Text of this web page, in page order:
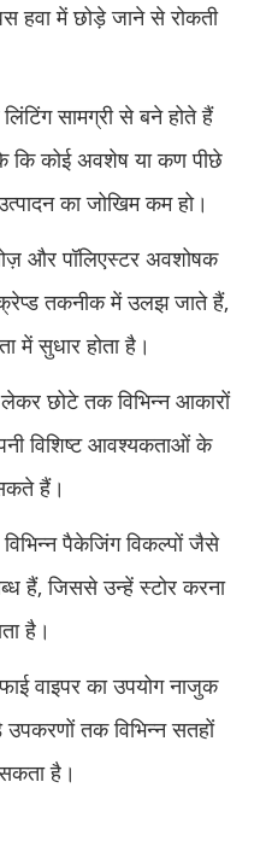
हवा में छोड़े जाने से रोकती
सामग्री से बने होते हैं
कि कोई अवशेष या कण पीछे
का जोखिम कम हो।
और पॉलिएस्टर अवशोषक
तकनीक में उलझ जाते हैं,
में सुधार होता है।
छोटे तक विभिन्न आकारों
विशिष्ट आवश्यकताओं के
हैं।
पैकेजिंग विकल्पों जैसे
हैं, जिससे उन्हें स्टोर करना
है।
वाइपर का उपयोग नाजुक
तक विभिन्न सतहों
है।